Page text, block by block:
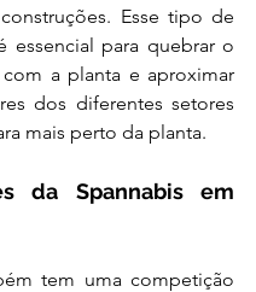
Esse tipo de
essencial para quebrar o
a planta e aproximar
dos diferentes setores
mais perto da planta.
da Spannabis em
tem uma competição